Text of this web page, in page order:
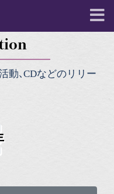
動、CDなどのリリー